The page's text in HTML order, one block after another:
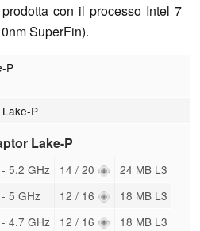
con il processo Intel 7
SuperFin).
P
P
Lake-P
5.2 GHz 14 / 20 24 MB L3
5 GHz 12 / 16 18 MB L3
4.7 GHz 12 / 16 18 MB L3